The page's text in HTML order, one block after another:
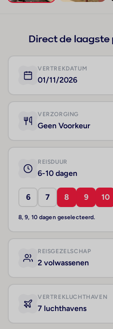
Direct de laagste
VERTREKDATUM
01/11/2026
VERZORGING
Geen Voorkeur
REISDUUR
6-10 dagen
6 7 8 9 10
8, 9, 10 dagen geselecteerd.
REISGEZELSCHAP
2 volwassenen
VERTREKLUCHTHAVEN
7 luchthavens